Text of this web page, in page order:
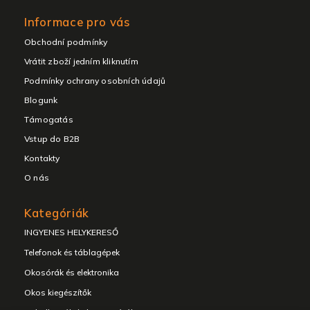
Informace pro vás
Obchodní podmínky
Vrátit zboží jedním kliknutím
Podmínky ochrany osobních údajů
Blogunk
Támogatás
Vstup do B2B
Kontakty
O nás
Kategóriák
INGYENES HELYKERESŐ
Telefonok és táblagépek
Okosórák és elektronika
Okos kiegészítők